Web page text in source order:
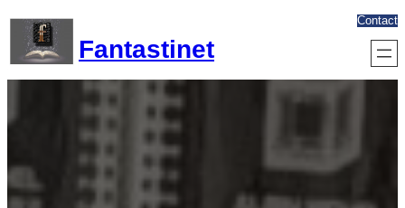
contenu
Fantastinet
Contact